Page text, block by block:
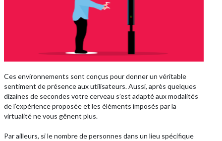
Ces environnements sont conçus pour donner un véritable
sentiment de présence aux utilisateurs. Aussi, après quelques
dizaines de secondes votre cerveau s’est adapté aux modalités
de l’expérience proposée et les éléments imposés par la
virtualité ne vous gênent plus.
Par ailleurs, si le nombre de personnes dans un lieu spécifique